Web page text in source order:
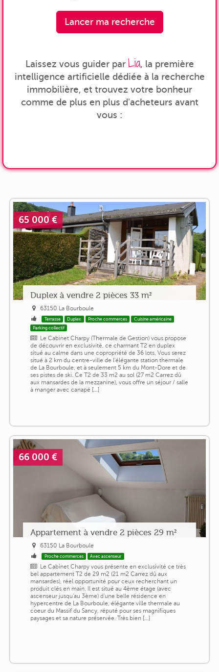
Lancer ma recherche
Laissez vous guider par Lia, la première
intelligence artificielle dédiée à la recherche
immobilière, et trouvez votre bonheur
comme de plus en plus d'acheteurs avant
vous :
65 000 €
Duplex à vendre 2 pièces 33 m²
63150 La Bourboule
Terrasse Duplex Proche commerces
Cuisine américaine
Parking collectif
Le Cabinet Charpy (Thermale de Gestion) vous propose
de découvrir en exclusivité, ce charmant T2 en duplex
situé au calme dans une copropriété de 36 lots. Vous serez
situé à 2 km du centre-ville de l'élégante station thermale
de La Bourboule, et à seulement 5 km du Mont-Dore et de
ses pistes de ski. Ce T2 de 33 m2 au sol (27 m2 Carrez dû
aux mansardes de la mezzanine), vous offre un séjour / salle
à manger avec canapé [...]
66 000 €
Appartement à vendre 2 pièces 29 m²
63150 La Bourboule
Proche commerces Avec ascenseur
Le Cabinet Charpy vous présente en exclusivité ce très
bel appartement T2 de 29 m2 (21 m2 Carrez dû aux
mansardes), réel opportunité pour ceux recherchant un
produit clés en main. Il est situé au 4ème étage (avec
ascenseur jusqu'au 3ème) d'une belle résidence en
hypercentre de La Bourboule, élégante ville thermale au
coeur du Massif du Sancy, réputé pour ses magnifiques
paysages et sa nature préservée. Très bien [...]